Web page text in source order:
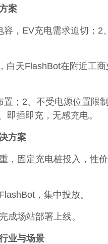
案
，EV充电需求迫切；2
白天FlashBot在附近工
；2、不受电源位置限
即插即充，无感充电。
方案
，固定充电桩投入，性
，集中投放。
成场站部署上线。
业与场景